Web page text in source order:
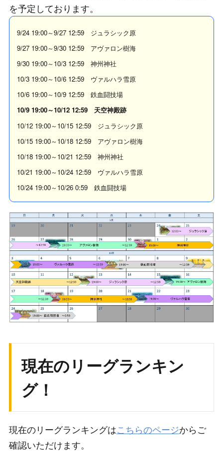
を予定しております。
9/24 19:00～9/27 12:59 ジュラシック原
9/27 19:00～9/30 12:59 アヴァロン樹海
9/30 19:00～10/3 12:59 神州神社
10/3 19:00～10/6 12:59 ヴァルハラ雪原
10/6 19:00～10/9 12:59 鉄血闘技場
10/9 19:00～10/12 12:59 天空神殿跡
10/12 19:00～10/15 12:59 ジュラシック原
10/15 19:00～10/18 12:59 アヴァロン樹海
10/18 19:00～10/21 12:59 神州神社
10/21 19:00～10/24 12:59 ヴァルハラ雪原
10/24 19:00～10/26 0:59 鉄血闘技場
現在のリーグランキン
グ！
現在のリーグランキングはこちらのページからご
確認いただけます。